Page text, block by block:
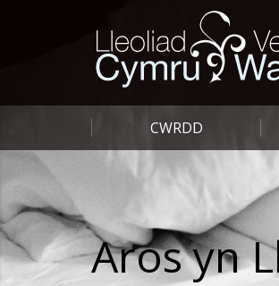
CWRDD
Aros yn